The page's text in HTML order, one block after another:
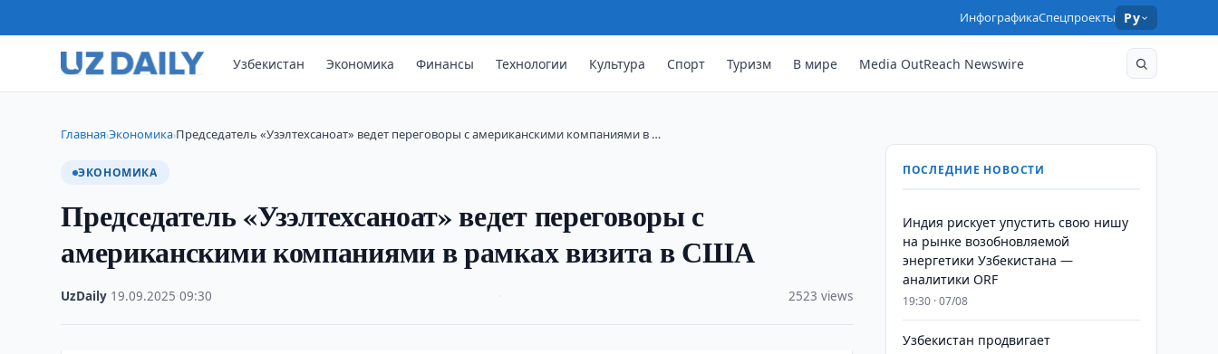
ИнфографикаСпецпроекты Ру
Узбекистан Экономика Финансы Технологии Культура Спорт Туризм В мире Media OutReach Newswire
Главная›Экономика›Председатель «Узэлтехсаноат» ведет переговоры с американскими компаниями в …
ЭКОНОМИКА
Председатель «Узэлтехсаноат» ведет переговоры с
американскими компаниями в рамках визита в США
UzDaily 19.09.2025 ·09:30 2523 views
ПОСЛЕДНИЕ НОВОСТИ
Индия рискует упустить свою нишу
на рынке возобновляемой
энергетики Узбекистана —
аналитики ORF
19:30 · 07/08
Узбекистан продвигает